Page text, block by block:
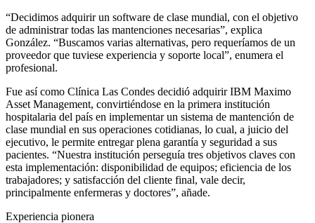
“Decidimos adquirir un software de clase mundial, con el objetivo
de administrar todas las mantenciones necesarias”, explica
González. “Buscamos varias alternativas, pero requeríamos de un
proveedor que tuviese experiencia y soporte local”, enumera el
profesional.
Fue así como Clínica Las Condes decidió adquirir IBM Maximo
Asset Management, convirtiéndose en la primera institución
hospitalaria del país en implementar un sistema de mantención de
clase mundial en sus operaciones cotidianas, lo cual, a juicio del
ejecutivo, le permite entregar plena garantía y seguridad a sus
pacientes. “Nuestra institución perseguía tres objetivos claves con
esta implementación: disponibilidad de equipos; eficiencia de los
trabajadores; y satisfacción del cliente final, vale decir,
principalmente enfermeras y doctores”, añade.
Experiencia pionera